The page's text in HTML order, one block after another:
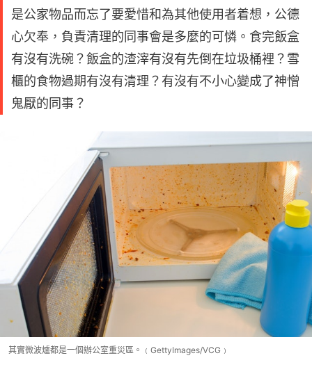
是公家物品而忘了要愛惜和為其他使用者着想，公德
心欠奉，負責清理的同事會是多麼的可憐。食完飯盒
有沒有洗碗？飯盒的渣滓有沒有先倒在垃圾桶裡？雪
櫃的食物過期有沒有清理？有沒有不小心變成了神憎
鬼厭的同事？
其實微波爐都是一個辦公室重災區。﹙GettyImages/VCG﹚